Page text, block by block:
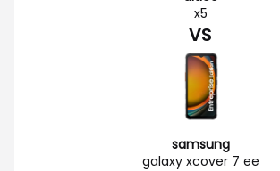
x5
VS
samsung
galaxy xcover 7 ee